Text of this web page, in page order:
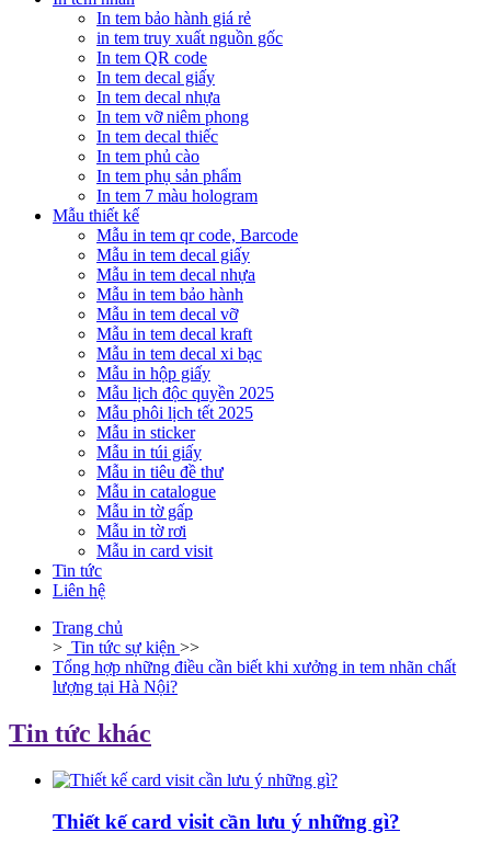
In tem bảo hành giá rẻ
in tem truy xuất nguồn gốc
In tem QR code
In tem decal giấy
In tem decal nhựa
In tem vỡ niêm phong
In tem decal thiếc
In tem phủ cào
In tem phụ sản phẩm
In tem 7 màu hologram
Mẫu thiết kế
Mẫu in tem qr code, Barcode
Mẫu in tem decal giấy
Mẫu in tem decal nhựa
Mẫu in tem bảo hành
Mẫu in tem decal vỡ
Mẫu in tem decal kraft
Mẫu in tem decal xi bạc
Mẫu in hộp giấy
Mẫu lịch độc quyền 2025
Mẫu phôi lịch tết 2025
Mẫu in sticker
Mẫu in túi giấy
Mẫu in tiêu đề thư
Mẫu in catalogue
Mẫu in tờ gấp
Mẫu in tờ rơi
Mẫu in card visit
Tin tức
Liên hệ
Trang chủ
> Tin tức sự kiện >>
Tổng hợp những điều cần biết khi xưởng in tem nhãn chất
lượng tại Hà Nội?
Tin tức khác
Thiết kế card visit cần lưu ý những gì?